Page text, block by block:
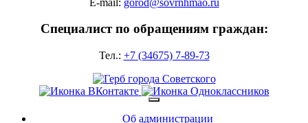
Специалист по обращениям граждан:
Тел.: +7 (34675) 7-89-73
Об администрации